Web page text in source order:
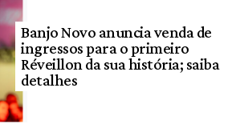
Banjo Novo anuncia venda de
ingressos para o primeiro
Réveillon da sua história; saiba
detalhes